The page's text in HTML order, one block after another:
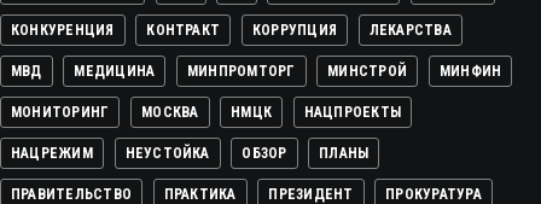
КОНКУРЕНЦИЯ КОНТРАКТ КОРРУПЦИЯ ЛЕКАРСТВА
МВД МЕДИЦИНА МИНПРОМТОРГ МИНСТРОЙ МИНФИН
МОНИТОРИНГ МОСКВА НМЦК НАЦПРОЕКТЫ
НАЦРЕЖИМ НЕУСТОЙКА ОБЗОР ПЛАНЫ
ПРАВИТЕЛЬСТВО ПРАКТИКА ПРЕЗИДЕНТ ПРОКУРАТУРА